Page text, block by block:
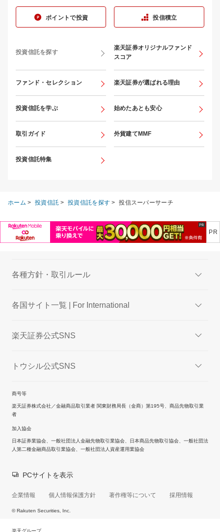
ポイントで投資 投信積立
投資信託を探す
楽天証券オリジナルファンド
スコア
ファンド・セレクション 楽天証券が選ばれる理由
投資信託を学ぶ 始めたあとも安心
取引ガイド 外貨建てMMF
投資信託特集
ホーム > 投資信託 > 投資信託を探す > 投信スーパーサーチ
各種方針・取引ルール
各国サイト一覧 | For International
楽天証券公式SNS
トウシル公式SNS
商号等
楽天証券株式会社／金融商品取引業者 関東財務局長（金商）第195号、商品先物取引業
者
加入協会
日本証券業協会、一般社団法人金融先物取引業協会、日本商品先物取引協会、一般社団法
人第二種金融商品取引業協会、一般社団法人資産運用業協会
PCサイトを表示
企業情報 個人情報保護方針 著作権等について 採用情報
© Rakuten Securities, Inc.